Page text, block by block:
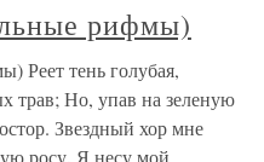
рифмы)
Реет тень голубая,
трав; Но, упав на зеленую
Звездный хор мне
росу, Я несу мой